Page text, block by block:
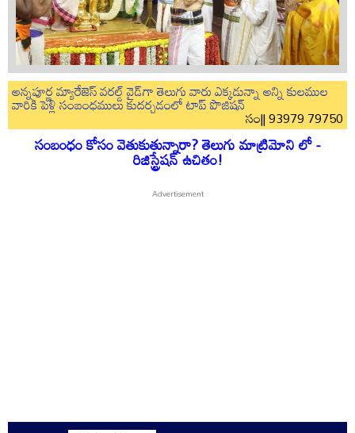
అన్నపూర్ణ మ్యారేజెస్ వరల్డ్ వైడ్‌గా తెలుగు వారు ఎక్కడున్నా అన్ని కులముల
వారికి పెళ్లి సంబంధములు కుదర్చడంలో టాప్ పొజిషన్
సం|| 93979 79750
సంబంధం కోసం వెతుకుతున్నారా? తెలుగు మాట్రిమోని లో -
రిజిస్ట్రేషన్ ఉచితం!